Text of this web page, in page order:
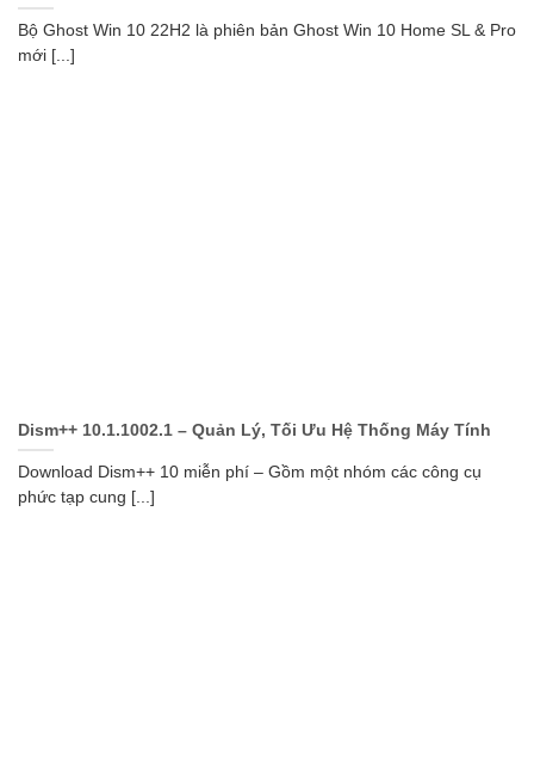
Bộ Ghost Win 10 22H2 là phiên bản Ghost Win 10 Home SL & Pro
mới [...]
Dism++ 10.1.1002.1 – Quản Lý, Tối Ưu Hệ Thống Máy Tính
Download Dism++ 10 miễn phí – Gồm một nhóm các công cụ
phức tạp cung [...]